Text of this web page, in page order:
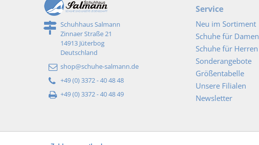
Schuhhaus Salmann
Zinnaer Straße 21
14913 Jüterbog
Deutschland
shop@schuhe-salmann.de
+49 (0) 3372 - 40 48 48
+49 (0) 3372 - 40 48 49
Service
Neu im Sortiment
Schuhe für Damen
Schuhe für Herren
Sonderangebote
Größentabelle
Unsere Filialen
Newsletter